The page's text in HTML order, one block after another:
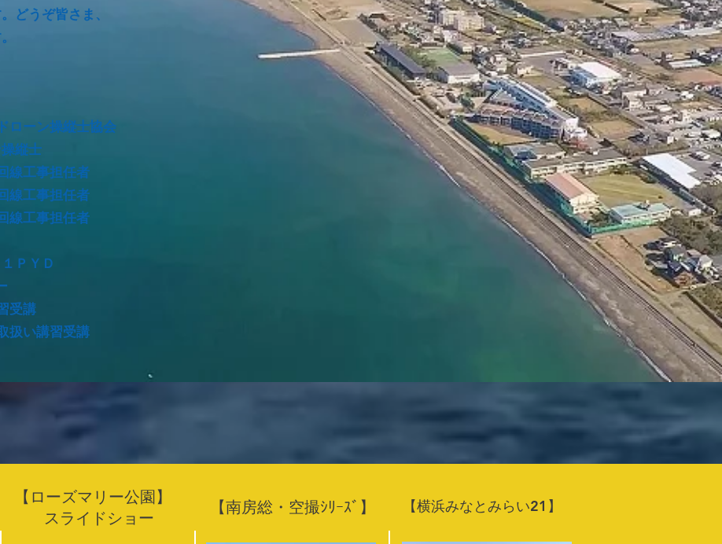
どうぞ皆さま、
ローン操縦士協会
士
線工事担任者
線工事担任者
線工事担任者
ＰＹＤ
受講
扱い講習受講
【ローズマリー公園】
スライドショー
【南房総・空撮ｼﾘｰｽﾞ】 【横浜みなとみらい21】